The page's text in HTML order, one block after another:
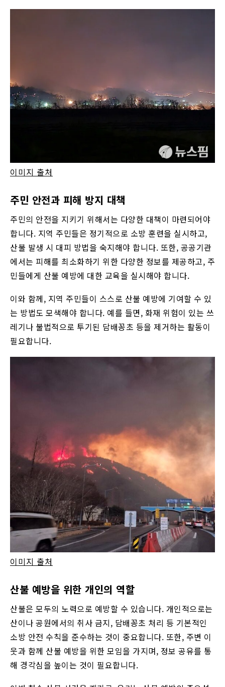
이미지 출처
주민 안전과 피해 방지 대책
주민의 안전을 지키기 위해서는 다양한 대책이 마련되어야
합니다. 지역 주민들은 정기적으로 소방 훈련을 실시하고,
산불 발생 시 대피 방법을 숙지해야 합니다. 또한, 공공기관
에서는 피해를 최소화하기 위한 다양한 정보를 제공하고, 주
민들에게 산불 예방에 대한 교육을 실시해야 합니다.
이와 함께, 지역 주민들이 스스로 산불 예방에 기여할 수 있
는 방법도 모색해야 합니다. 예를 들면, 화재 위험이 있는 쓰
레기나 불법적으로 투기된 담배꽁초 등을 제거하는 활동이
필요합니다.
이미지 출처
산불 예방을 위한 개인의 역할
산불은 모두의 노력으로 예방할 수 있습니다. 개인적으로는
산이나 공원에서의 취사 금지, 담배꽁초 처리 등 기본적인
소방 안전 수칙을 준수하는 것이 중요합니다. 또한, 주변 이
웃과 함께 산불 예방을 위한 모임을 가지며, 정보 공유를 통
해 경각심을 높이는 것이 필요합니다.